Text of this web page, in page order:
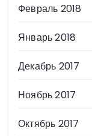
Февраль 2018
Январь 2018
Декабрь 2017
Ноябрь 2017
Октябрь 2017